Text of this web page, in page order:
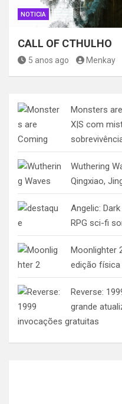
NOTICIA
CALL OF CTHULHO
5 anos ago Menkay
Monsters
X|S com
Wuthering
Qingxiao,
Angelic:
RPG sci-fi
Moonlighter
edição física
Reverse:
grande
invocações gratuitas